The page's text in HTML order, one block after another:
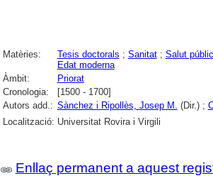
Matèries: Tesis doctorals ; Sanitat; Salut
Edat moderna
Àmbit:
Priorat
Cronologia:
[1500 - 1700]
Autors add.: Sànchez i Ripollès, Josep M. (Dir.) ;
Localització: Universitat Rovira i Virgili
Enllaç permanent a aquest